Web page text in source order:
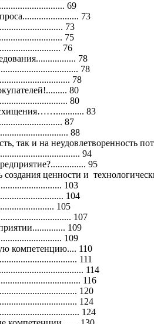
69
73
73
75
76
78
78
78
80
80
83
87
88
так и на неудовлетворенность
94
95
создания ценности и
103
104
105
107
109
109
компетенцию.... 110
111
114
116
120
124
124